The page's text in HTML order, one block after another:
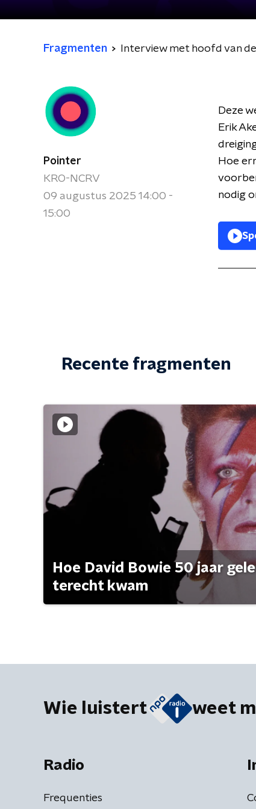
Fragmenten Interview met hoofd van
Pointer
KRO-NCRV
09 augustus 2025 14:00 -
15:00
Deze
Erik
Hoe
nodig
Recente fragmenten
Hoe David Bowie 50 jaar
terecht kwam
Wie luistert weet
Radio
Frequenties